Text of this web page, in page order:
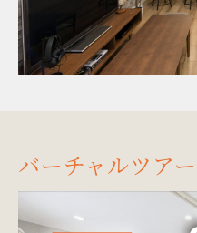
バーチャルツアー